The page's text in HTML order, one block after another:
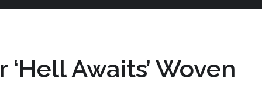
‘Hell Awaits’ Woven